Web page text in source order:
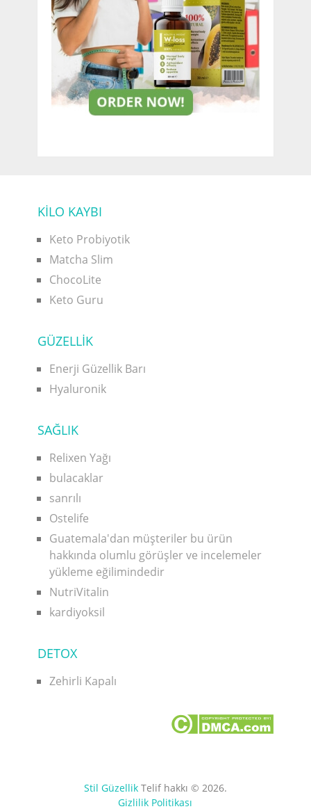
KİLO KAYBI
Keto Probiyotik
Matcha Slim
ChocoLite
Keto Guru
GÜZELLİK
Enerji Güzellik Barı
Hyaluronik
SAĞLIK
Relixen Yağı
bulacaklar
sanrılı
Ostelife
Guatemala'dan müşteriler bu ürün
hakkında olumlu görüşler ve incelemeler
yükleme eğilimindedir
NutriVitalin
kardiyoksil
DETOX
Zehirli Kapalı
Stil GüzellikTelif hakkı © 2026.
Gizlilik Politikası